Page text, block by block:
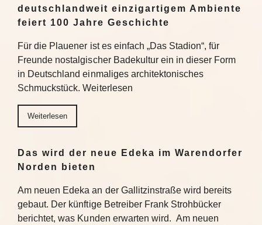
deutschlandweit einzigartigem Ambiente
feiert 100 Jahre Geschichte
Für die Plauener ist es einfach „Das Stadion“, für
Freunde nostalgischer Badekultur ein in dieser Form
in Deutschland einmaliges architektonisches
Schmuckstück. Weiterlesen
Weiterlesen
Das wird der neue Edeka im Warendorfer
Norden bieten
Am neuen Edeka an der Gallitzinstraße wird bereits
gebaut. Der künftige Betreiber Frank Strohbücker
berichtet, was Kunden erwarten wird. Am neuen